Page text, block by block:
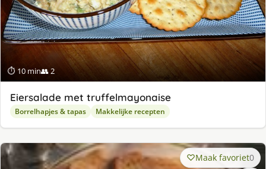
⏱ 10 min👥 2
Eiersalade met truffelmayonaise
Borrelhapjes & tapas Makkelijke recepten
Maak favoriet0